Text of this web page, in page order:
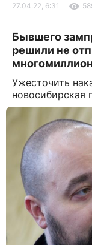
27.04.22, 6:31
Бывшего
решили не
Ужесточить
новосибирская